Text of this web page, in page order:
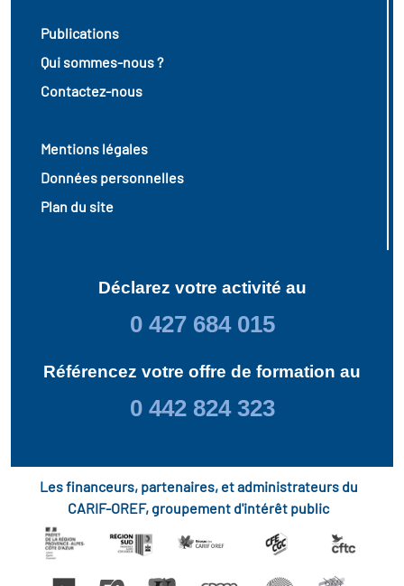
Publications
Qui sommes-nous ?
Contactez-nous
Mentions légales
Données personnelles
Plan du site
Déclarez votre activité au
0 427 684 015
Référencez votre offre de formation au
0 442 824 323
Les financeurs, partenaires, et administrateurs du
CARIF-OREF, groupement d'intérêt public